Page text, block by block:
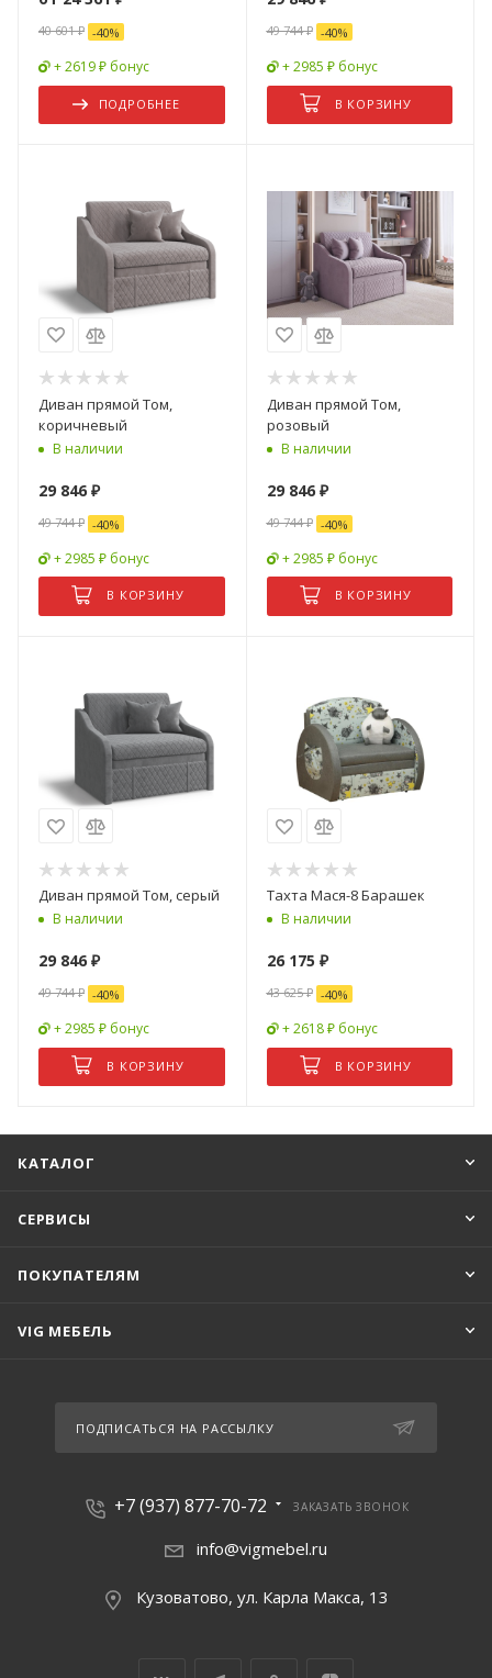
40 601 ₽ -40%
+ 2619 ₽ бонус
ПОДРОБНЕЕ
49 744₽ -40%
+ 2985 ₽ бонус
В КОРЗИНУ
Диван прямой Том,
коричневый
В наличии
29 846 ₽
49 744₽ -40%
+ 2985 ₽ бонус
В КОРЗИНУ
Диван прямой Том,
розовый
В наличии
29 846₽
49 744₽ -40%
+ 2985 ₽ бонус
В КОРЗИНУ
Диван прямой Том, серый
В наличии
29 846 ₽
49 744₽ -40%
+ 2985 ₽ бонус
В КОРЗИНУ
Тахта Мася-8 Барашек
В наличии
26 175 ₽
43 625₽ -40%
+ 2618 ₽ бонус
В КОРЗИНУ
КАТАЛОГ
СЕРВИСЫ
ПОКУПАТЕЛЯМ
VIG МЕБЕЛЬ
ПОДПИСАТЬСЯ НА РАССЫЛКУ
+7 (937) 877-70-72 ЗАКАЗАТЬ ЗВОНОК
info@vigmebel.ru
Кузоватово, ул. Карла Макса, 13